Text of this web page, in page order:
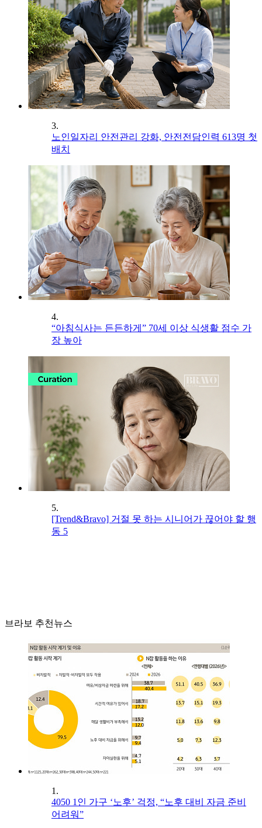
3.
노인일자리 안전관리 강화, 안전전담인력 613명 첫
배치
4.
“아침식사는 든든하게” 70세 이상 식생활 점수 가
장 높아
5.
[Trend&Bravo] 거절 못 하는 시니어가 끊어야 할 행
동 5
브라보 추천뉴스
1.
4050 1인 가구 ‘노후’ 걱정, “노후 대비 자금 준비
어려워”